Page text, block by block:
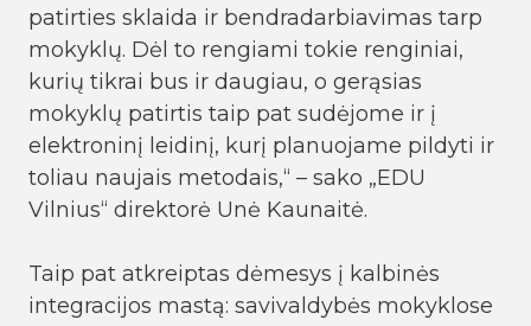
patirties sklaida ir bendradarbiavimas tarp
mokyklų. Dėl to rengiami tokie renginiai,
kurių tikrai bus ir daugiau, o gerąsias
mokyklų patirtis taip pat sudėjome ir į
elektroninį leidinį, kurį planuojame pildyti ir
toliau naujais metodais,“ – sako „EDU
Vilnius“ direktorė Unė Kaunaitė.
Taip pat atkreiptas dėmesys į kalbinės
integracijos mastą: savivaldybės mokyklose